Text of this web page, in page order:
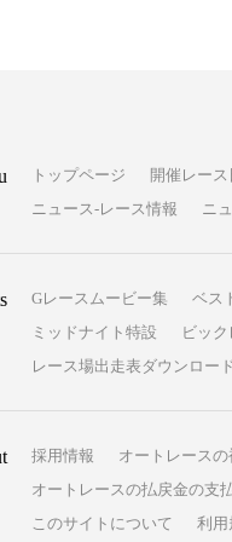
トップページ 開催レース
ニュース-レース情報
ニ
Gレースムービー集 ベス
ミッドナイト特設
ビッ
レース場出走表ダウンロー
採用情報 オートレース
オートレースの払戻金の支
このサイトについて
利用